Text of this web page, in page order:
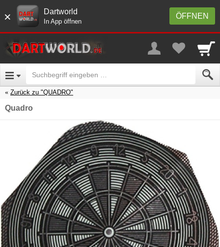
× ÖFFNEN
Dartworld
In App öffnen
Zurück zu "QUADRO"
Quadro